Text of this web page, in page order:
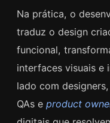
Na prática, o
traduz o design
funcional,
interfaces visuais e
lado com
QAs e product